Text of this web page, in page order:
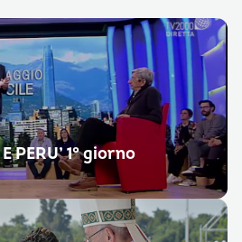
PERU’ 1° giorno